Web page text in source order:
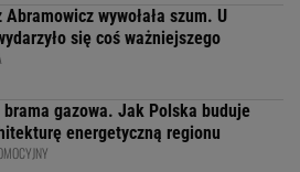
Abramowicz wywołała szum. U
się coś ważniejszego
brama gazowa. Jak Polska buduje
energetyczną regionu